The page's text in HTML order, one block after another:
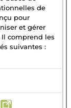
de
pour
et gérer
Il comprend les
suivantes :